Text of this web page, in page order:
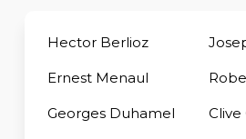
Hector Berlioz
Ernest Menaul
Georges Duhamel Clive